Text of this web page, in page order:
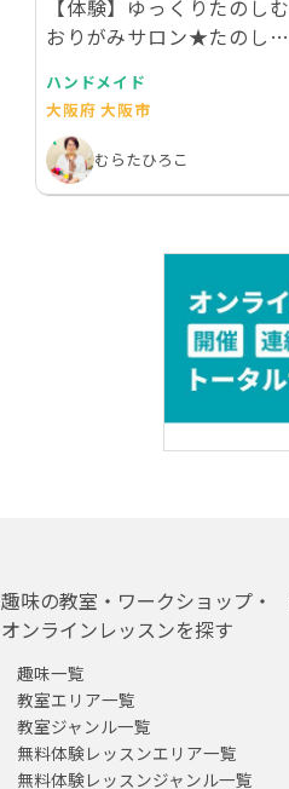
【体験】ゆっくりたのしむ
おりがみサロン★たのしい
ハンドメイド
大阪府 大阪市
むらたひろこ
趣味の教室・ワークショップ・
オンラインレッスンを探す
趣味一覧
教室エリア一覧
教室ジャンル一覧
無料体験レッスンエリア一覧
無料体験レッスンジャンル一覧